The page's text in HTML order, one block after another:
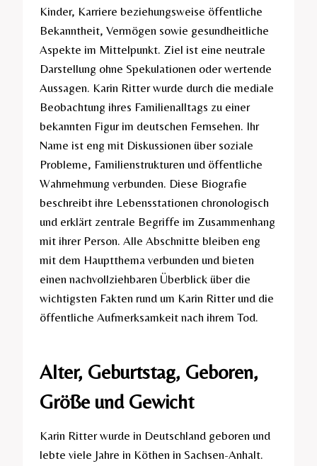
Kinder, Karriere beziehungsweise öffentliche
Bekanntheit, Vermögen sowie gesundheitliche
Aspekte im Mittelpunkt. Ziel ist eine neutrale
Darstellung ohne Spekulationen oder wertende
Aussagen. Karin Ritter wurde durch die mediale
Beobachtung ihres Familienalltags zu einer
bekannten Figur im deutschen Fernsehen. Ihr
Name ist eng mit Diskussionen über soziale
Probleme, Familienstrukturen und öffentliche
Wahrnehmung verbunden. Diese Biografie
beschreibt ihre Lebensstationen chronologisch
und erklärt zentrale Begriffe im Zusammenhang
mit ihrer Person. Alle Abschnitte bleiben eng
mit dem Hauptthema verbunden und bieten
einen nachvollziehbaren Überblick über die
wichtigsten Fakten rund um Karin Ritter und die
öffentliche Aufmerksamkeit nach ihrem Tod.
Alter, Geburtstag, Geboren,
Größe und Gewicht
Karin Ritter wurde in Deutschland geboren und
lebte viele Jahre in Köthen in Sachsen-Anhalt.